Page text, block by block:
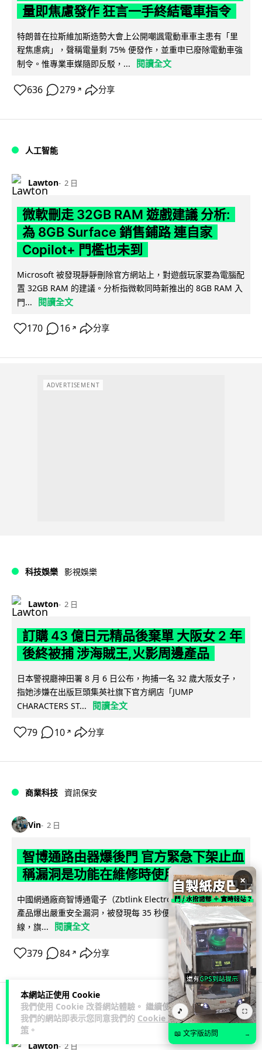
本網站正使用 Cookie
我們使用 Cookie 改善網站體驗。 繼續使用
我們的網站即表示您同意我們的 Cookie 政
策 。
量即焦慮發作 狂言一手終結電車指令
特朗普在拉斯維加斯造勢大會上公開嘲諷電動車車主患有「里
程焦慮病」，聲稱電量剩 75% 便發作，並重申已廢除電動車強
制令。惟專業車媒隨即反駁，...
閱讀全文
636 279 ↗ 分享
人工智能
Lawton 2 日
微軟刪走 32GB RAM 遊戲建議 分析:
為 8GB Surface 銷售鋪路 連自家
Copilot+ 門檻也未到
Microsoft 被發現靜靜刪除官方網站上，對遊戲玩家要為電腦配
置 32GB RAM 的建議。分析指微軟同時新推出的 8GB RAM 入
門...
閱讀全文
170 16 ↗ 分享
ADVERTISEMENT
科技娛樂 影視娛樂
Lawton 2 日
訂購 43 億日元精品後棄單 大阪女 2 年
後終被捕 涉海賊王,火影周邊產品
日本警視廳神田署 8 月 6 日公布，拘捕一名 32 歲大阪女子，
指她涉嫌在出版巨頭集英社旗下官方網店「JUMP
CHARACTERS ST...
閱讀全文
79 10 ↗ 分享
商業科技 資訊保安
Vin 2 日
智博通路由器爆後門 官方緊急下架止血
稱漏洞是功能在維修時使用
中國網通廠商智博通電子（Zbtlink Electronics）旗下的路由器
產品爆出嚴重安全漏洞，被發現每 35 秒便會與中國伺服器連
線，旗...
閱讀全文
379 84 ↗ 分享
科技娛樂 生活娛樂 城中熱話
Lawton 2 日
×
🎵 ⛶
📖 文字版訪問 →